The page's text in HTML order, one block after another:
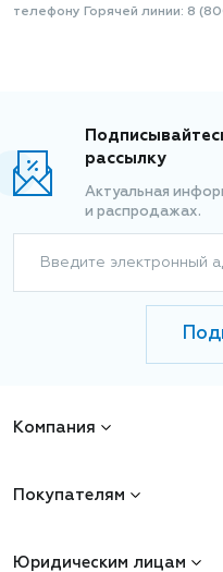
телефону Горячей линии: 8
рассылку
Актуальная
и распродажах.
Введите электронный
Компания
Покупателям
Юридическим лицам